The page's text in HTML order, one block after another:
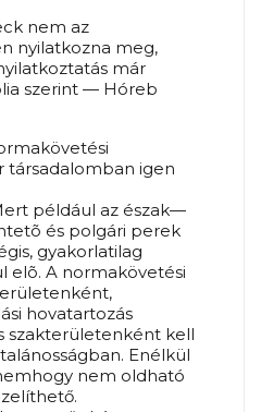
nem az
nyilatkozna meg,
már
szerint — Hóreb
társadalomban igen
például az észak—
és polgári perek
gyakorlatilag
elõ. A normakövetési
hovatartozás
szakterületenként kell
Enélkül
nem oldható